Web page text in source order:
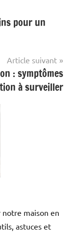
pour un
Article suivant
: symptômes
à surveiller
notre maison en
astuces et